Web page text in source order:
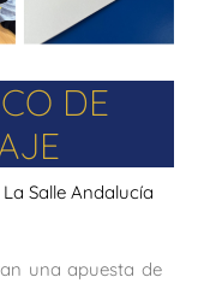
DE
Salle Andalucía
una apuesta de